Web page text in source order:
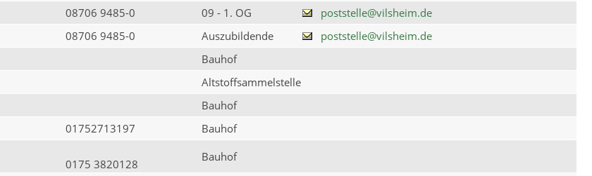
08706 9485-0 09 - 1. OG
poststelle@vilsheim.de
08706 9485-0 Auszubildende
poststelle@vilsheim.de
Bauhof
Altstoffsammelstelle
Bauhof
01752713197
Bauhof
0175 3820128
Bauhof